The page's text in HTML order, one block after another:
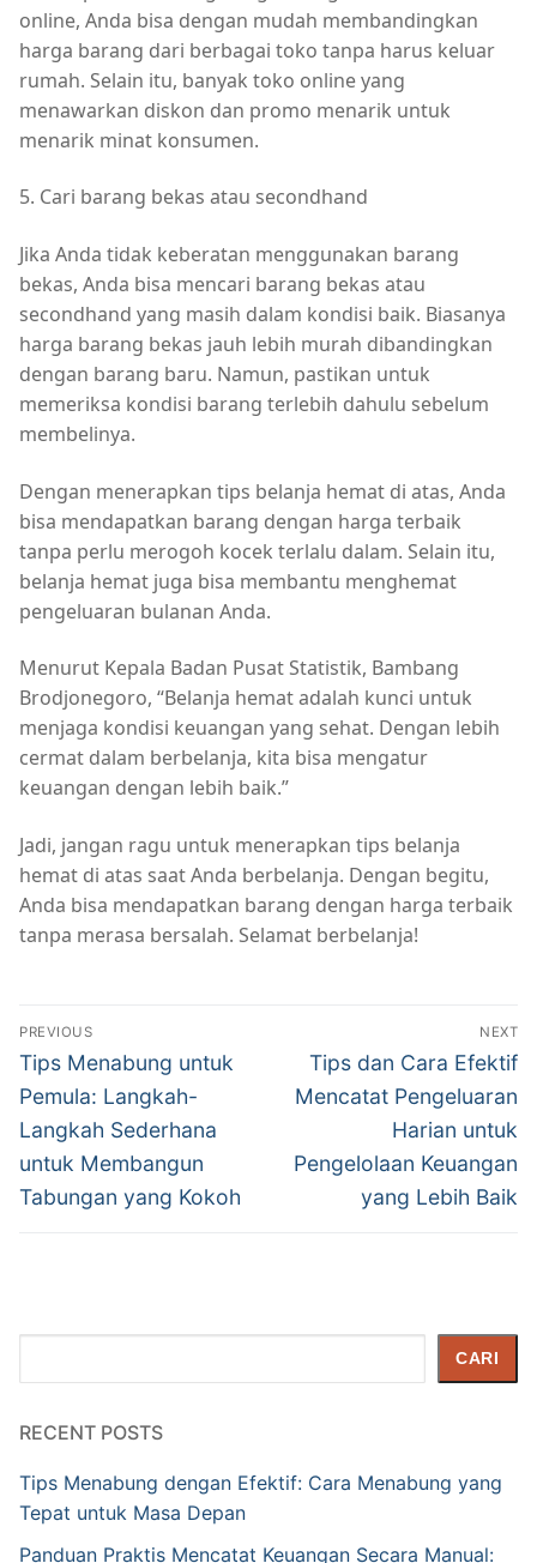
online, Anda bisa dengan mudah membandingkan
harga barang dari berbagai toko tanpa harus keluar
rumah. Selain itu, banyak toko online yang
menawarkan diskon dan promo menarik untuk
menarik minat konsumen.
5. Cari barang bekas atau secondhand
Jika Anda tidak keberatan menggunakan barang
bekas, Anda bisa mencari barang bekas atau
secondhand yang masih dalam kondisi baik. Biasanya
harga barang bekas jauh lebih murah dibandingkan
dengan barang baru. Namun, pastikan untuk
memeriksa kondisi barang terlebih dahulu sebelum
membelinya.
Dengan menerapkan tips belanja hemat di atas, Anda
bisa mendapatkan barang dengan harga terbaik
tanpa perlu merogoh kocek terlalu dalam. Selain itu,
belanja hemat juga bisa membantu menghemat
pengeluaran bulanan Anda.
Menurut Kepala Badan Pusat Statistik, Bambang
Brodjonegoro, “Belanja hemat adalah kunci untuk
menjaga kondisi keuangan yang sehat. Dengan lebih
cermat dalam berbelanja, kita bisa mengatur
keuangan dengan lebih baik.”
Jadi, jangan ragu untuk menerapkan tips belanja
hemat di atas saat Anda berbelanja. Dengan begitu,
Anda bisa mendapatkan barang dengan harga terbaik
tanpa merasa bersalah. Selamat berbelanja!
Navigasi
pos
PREVIOUS
Previous
post:
Tips Menabung untuk
Pemula: Langkah-
Langkah Sederhana
untuk Membangun
Tabungan yang Kokoh
NEXT
Next
post:
Tips dan Cara Efektif
Mencatat Pengeluaran
Harian untuk
Pengelolaan Keuangan
yang Lebih Baik
CARI
RECENT POSTS
Tips Menabung dengan Efektif: Cara Menabung yang
Tepat untuk Masa Depan
Panduan Praktis Mencatat Keuangan Secara Manual: